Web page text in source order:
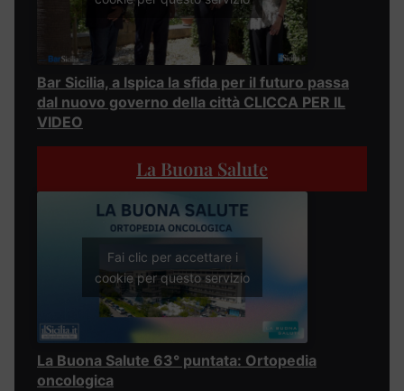
Bar Sicilia, a Ispica la sfida per il futuro passa
dal nuovo governo della città CLICCA PER IL
VIDEO
La Buona Salute
Fai clic per accettare i
cookie per questo servizio
La Buona Salute 63° puntata: Ortopedia
oncologica